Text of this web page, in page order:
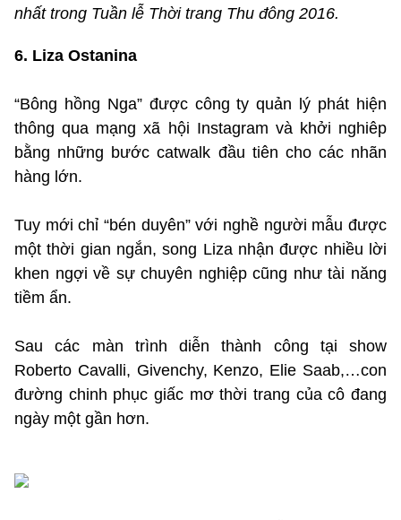
nhất trong Tuần lễ Thời trang Thu đông 2016.
6. Liza Ostanina
“Bông hồng Nga” được công ty quản lý phát hiện
thông qua mạng xã hội Instagram và khởi nghiêp
bằng những bước catwalk đầu tiên cho các nhãn
hàng lớn.
Tuy mới chỉ “bén duyên” với nghề người mẫu được
một thời gian ngắn, song Liza nhận được nhiều lời
khen ngợi về sự chuyên nghiệp cũng như tài năng
tiềm ẩn.
Sau các màn trình diễn thành công tại show
Roberto Cavalli, Givenchy, Kenzo, Elie Saab,…con
đường chinh phục giấc mơ thời trang của cô đang
ngày một gần hơn.